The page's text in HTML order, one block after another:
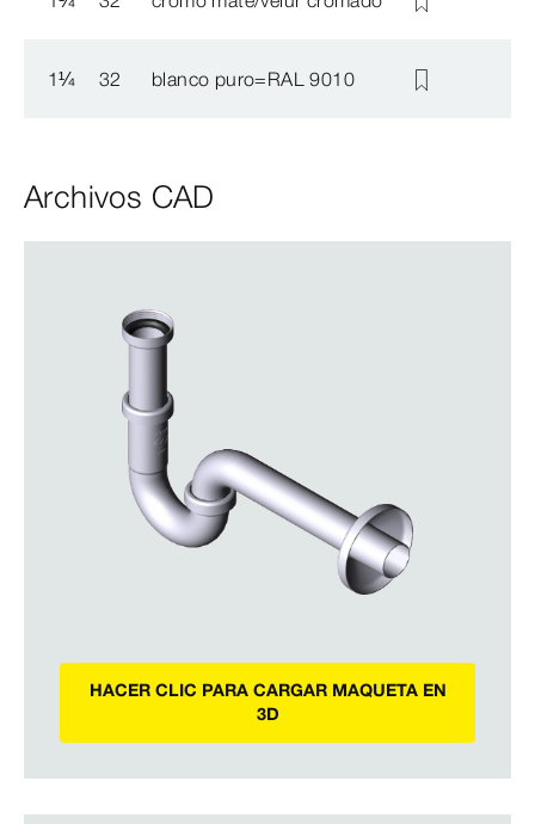
1¼ 32 blanco puro=RAL 9010
Archivos CAD
HACER CLIC PARA CARGAR MAQUETA EN
3D